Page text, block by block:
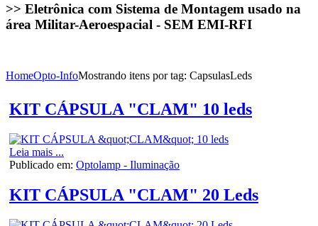
>> Eletrônica com Sistema de Montagem usado na
área Militar-Aeroespacial - SEM EMI-RFI
HomeOpto-InfoMostrando itens por tag: CapsulasLeds
KIT CÁPSULA "CLAM" 10 leds
Leia mais ...
Publicado em: Optolamp - Iluminação
KIT CÁPSULA "CLAM" 20 Leds